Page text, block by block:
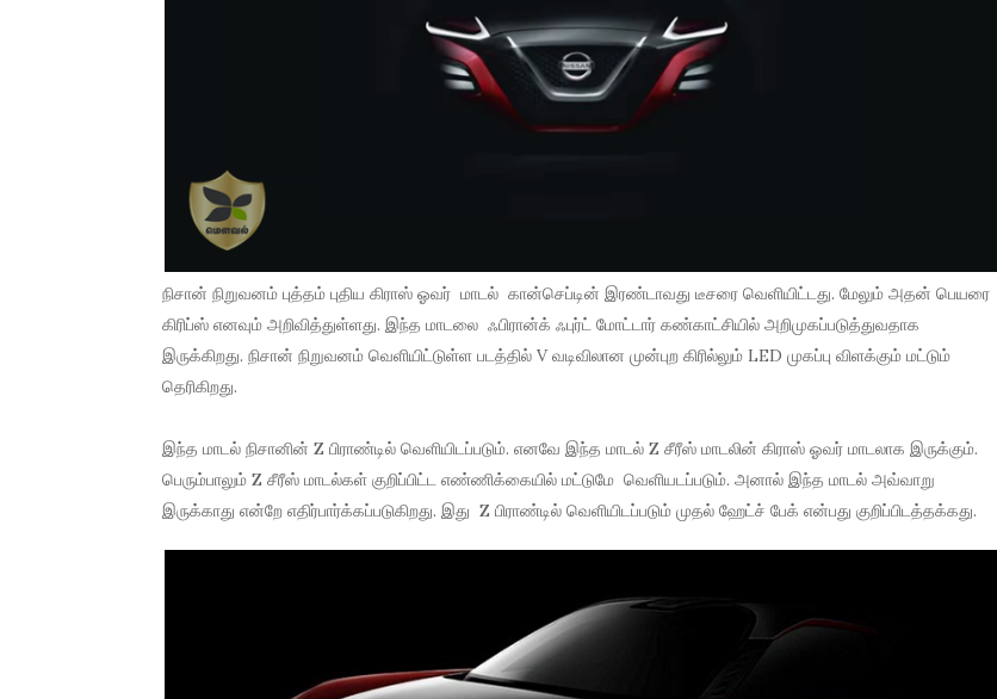
நிசான் நிறுவனம் புத்தம் புதிய கிராஸ் ஓவர் மாடல் கான்செப்டின் இரண்டாவது டீசரை வெளியிட்டது. மேலும் அதன் பெயரை
கிரிப்ஸ் எனவும் அறிவித்துள்ளது. இந்த மாடலை ஃபிரான்க் ஃபுர்ட் மோட்டார் கண்காட்சியில் அறிமுகப்படுத்துவதாக
இருக்கிறது. நிசான் நிறுவனம் வெளியிட்டுள்ள படத்தில் V வடிவிலான முன்புற கிரில்லும் LED முகப்பு விளக்கும் மட்டும்
தெரிகிறது.
இந்த மாடல் நிசானின் Z பிராண்டில் வெளியிடப்படும். எனவே இந்த மாடல் Z சீரீஸ் மாடலின் கிராஸ் ஓவர் மாடலாக இருக்கும்.
பெரும்பாலும் Z சீரீஸ் மாடல்கள் குறிப்பிட்ட எண்ணிக்கையில் மட்டுமே வெளியடப்படும். அனால் இந்த மாடல் அவ்வாறு
இருக்காது என்றே எதிர்பார்க்கப்படுகிறது. இது Z பிராண்டில் வெளியிடப்படும் முதல் ஹேட்ச் பேக் என்பது குறிப்பிடத்தக்கது.